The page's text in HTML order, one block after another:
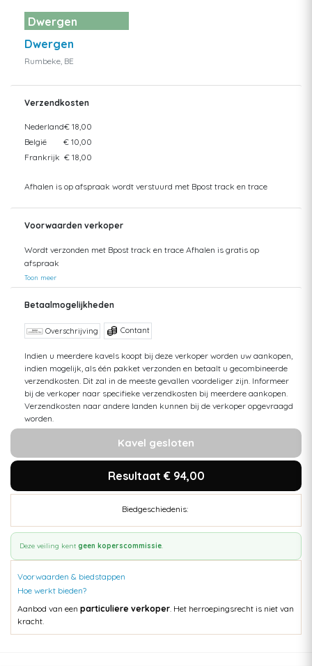
Dwergen
Dwergen
Rumbeke, BE
Verzendkosten
Nederland€ 18,00
België
€ 10,00
Frankrijk € 18,00
Afhalen is op afspraak wordt verstuurd met Bpost track en trace
Voorwaarden verkoper
Wordt verzonden met Bpost track en trace Afhalen is gratis op
afspraak
Toon meer
Betaalmogelijkheden
Overschrijving Contant
Indien u meerdere kavels koopt bij deze verkoper worden uw aankopen,
indien mogelijk, als één pakket verzonden en betaalt u gecombineerde
verzendkosten. Dit zal in de meeste gevallen voordeliger zijn. Informeer
bij de verkoper naar specifieke verzendkosten bij meerdere aankopen.
Verzendkosten naar andere landen kunnen bij de verkoper opgevraagd
worden.
Kavel gesloten
Resultaat € 94,00
Biedgeschiedenis:
Deze veiling kent geen koperscommissie.
Voorwaarden & biedstappen
Hoe werkt bieden?
Aanbod van een particuliere verkoper . Het herroepingsrecht is niet van
kracht.